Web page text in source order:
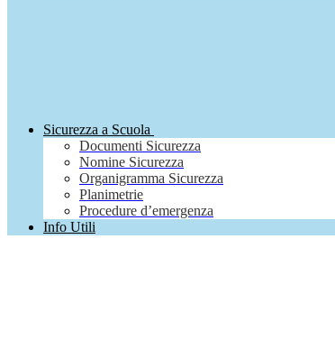
Sicurezza a Scuola
Documenti Sicurezza
Nomine Sicurezza
Organigramma Sicurezza
Planimetrie
Procedure d’emergenza
Info Utili